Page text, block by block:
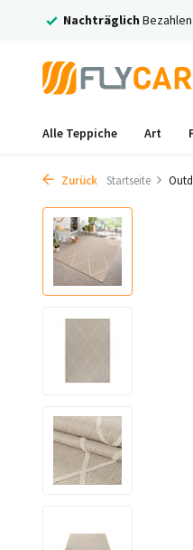
Bezahlen mit Klarna!
Alle Teppiche Art
Zurück Startseite